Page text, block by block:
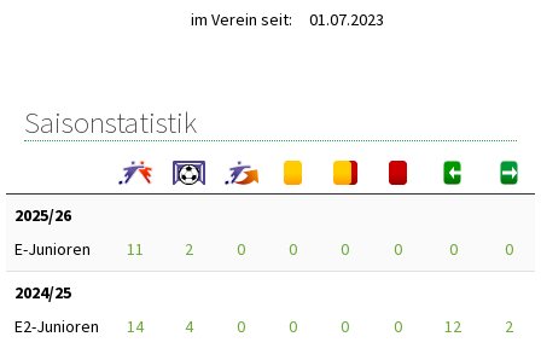
im Verein seit:
01.07.2023
Saisonstatistik
2025/26
E-Junioren
11 2 0 0 0 0 0
0
2024/25
E2-Junioren
14 4 0 0 0 0 12 2